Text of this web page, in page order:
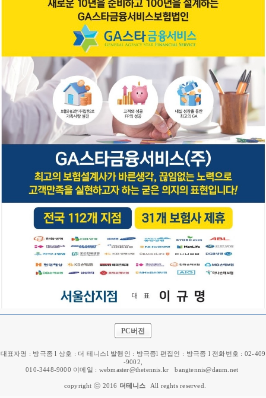
PC버전
대표자명 : 방극종 l 상호 : 더 테니스l 발행인 : 방극종l 편집인 : 방극종 l 전화번호 : 02-409
-9002,
010-3448-9000 이메일 : webmaster@thetennis.krbangtennis@daum.net
copyright ⓒ 2016 더테니스 All reghts reserved.